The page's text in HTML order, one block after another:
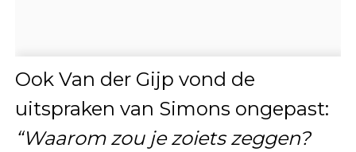
Ook Van der Gijp vond de
uitspraken van Simons ongepast:
“Waarom zou je zoiets zeggen?